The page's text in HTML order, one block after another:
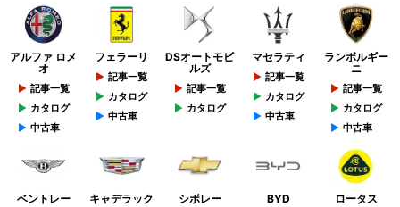
アルファ ロメ
オ
記事一覧
カタログ
中古車
フェラーリ
記事一覧
カタログ
中古車
DSオートモビ
ルズ
記事一覧
カタログ
マセラティ
記事一覧
カタログ
中古車
ランボルギー
ニ
記事一覧
カタログ
中古車
ベントレー キャデラック シボレー BYD ロータス